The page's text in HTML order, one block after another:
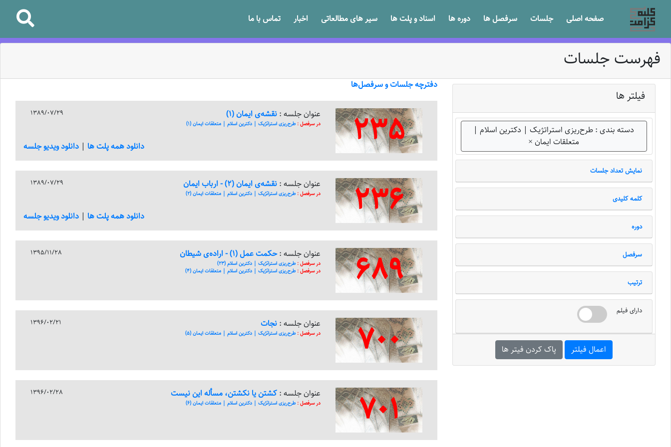
صفحه اصلی جلسات سرفصل ها دوره ها اسناد و پلت ها سیر های مطالعاتی اخبار تماس با ما
فهرست جلسات
فیلتر ها
دسته بندی : طرح‌ریزی استراتژیک | دکترین اسلام |
متعلقات ایمان ×
نمایش تعداد جلسات
کلمه کلیدی
دوره
سرفصل
ترتیب
دارای فیلم
اعمال فیلتر پاک کردن فیتر ها
دفترچه جلسات و سرفصل‌ها
235
1389/07/29 عنوان جلسه : نقشه‌ی ایمان (1)
در سرفصل :طرح‌ریزی استراتژیک | دکترین اسلام | متعلقات ایمان (1)
دانلود همه پلت ها | دانلود ویدیو جلسه
236
1389/07/29 عنوان جلسه : نقشه‌ی ایمان (2) - ارباب ایمان
در سرفصل :طرح‌ریزی استراتژیک | دکترین اسلام | متعلقات ایمان (2)
دانلود همه پلت ها | دانلود ویدیو جلسه
689
1395/11/28 عنوان جلسه :حکمت عمل (1) - اراده‌ی شیطان
در سرفصل :طرح‌ریزی استراتژیک | دکترین اسلام (23)
در سرفصل :طرح‌ریزی استراتژیک | دکترین اسلام | متعلقات ایمان (4)
700
1396/02/21 عنوان جلسه : نجات
در سرفصل :طرح‌ریزی استراتژیک | دکترین اسلام | متعلقات ایمان (5)
701
1396/02/28 عنوان جلسه : کشتن یا نکشتن، مسأله این نیست
در سرفصل :طرح‌ریزی استراتژیک | دکترین اسلام | متعلقات ایمان (6)